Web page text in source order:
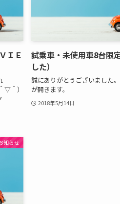
ＩＥ
▽＾）
試乗車・未使用車8台限
した）
誠にありがとうございました
が開きます。
2018年5月14日
知らせ